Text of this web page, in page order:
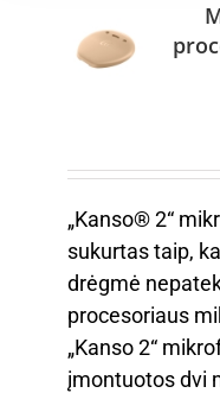
„Kanso® 2“
sukurtas taip,
drėgmė
procesoriaus
„Kanso 2“
įmontuotos dvi